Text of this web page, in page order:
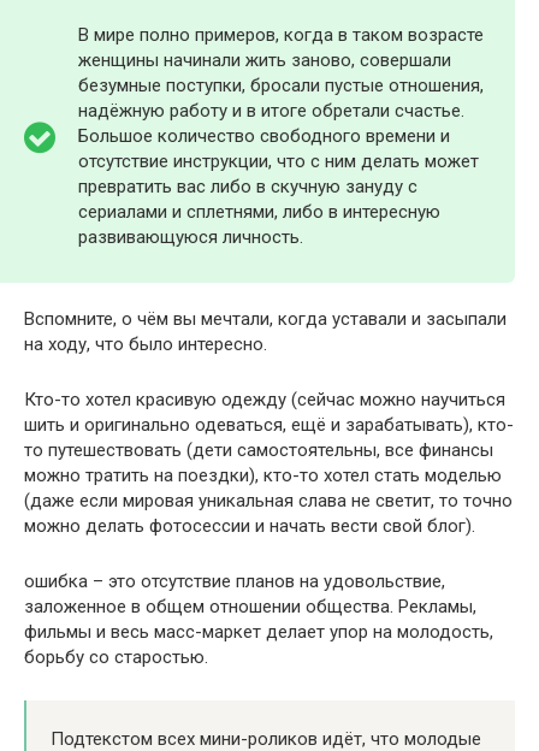
В мире полно примеров, когда в таком возрасте
женщины начинали жить заново, совершали
безумные поступки, бросали пустые отношения,
надёжную работу и в итоге обретали счастье.
Большое количество свободного времени и
отсутствие инструкции, что с ним делать может
превратить вас либо в скучную зануду с
сериалами и сплетнями, либо в интересную
развивающуюся личность.
Вспомните, о чём вы мечтали, когда уставали и засыпали
на ходу, что было интересно.
Кто-то хотел красивую одежду (сейчас можно научиться
шить и оригинально одеваться, ещё и зарабатывать), кто-
то путешествовать (дети самостоятельны, все финансы
можно тратить на поездки), кто-то хотел стать моделью
(даже если мировая уникальная слава не светит, то точно
можно делать фотосессии и начать вести свой блог).
ошибка – это отсутствие планов на удовольствие,
заложенное в общем отношении общества. Рекламы,
фильмы и весь масс-маркет делает упор на молодость,
борьбу со старостью.
Подтекстом всех мини-роликов идёт, что молодые